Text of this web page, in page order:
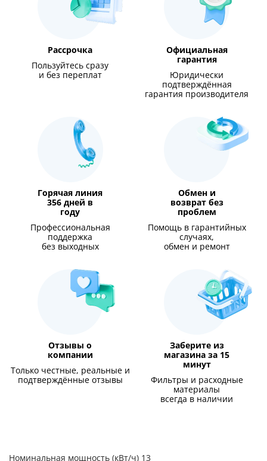
Рассрочка
Пользуйтесь сразу
и без переплат
Официальная
гарантия
Юридически
подтверждённая
гарантия производителя
Горячая линия
356 дней в
году
Профессиональная
поддержка
без выходных
Обмен и
возврат без
проблем
Помощь в гарантийных
случаях,
обмен и ремонт
Отзывы о
компании
Только честные, реальные и
подтверждённые отзывы
Заберите из
магазина за 15
минут
Фильтры и расходные
материалы
всегда в наличии
Номинальная мощность (кВт/ч) 13